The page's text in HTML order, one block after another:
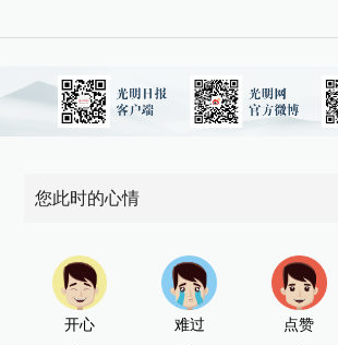
您此时的心情
开心 难过 点赞